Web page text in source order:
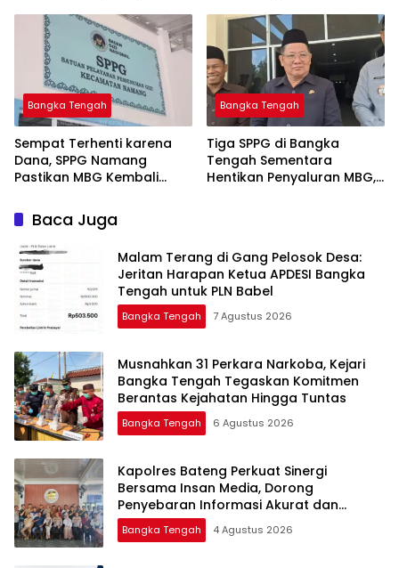
Layanan Polri 110
Dana Banper Belum Cair
Bangka Tengah
‎Sempat Terhenti karena
Dana, SPPG Namang
Pastikan MBG Kembali
Bangka Tengah
‎Tiga SPPG di Bangka
Tengah Sementara
Hentikan Penyaluran MBG,
Baca Juga
Malam Terang di Gang Pelosok Desa:
Jeritan Harapan Ketua APDESI Bangka
Tengah untuk PLN Babel
Bangka Tengah 7 Agustus 2026
Musnahkan 31 Perkara Narkoba, Kejari
Bangka Tengah Tegaskan Komitmen
Berantas Kejahatan Hingga Tuntas
Bangka Tengah 6 Agustus 2026
‎Kapolres Bateng Perkuat Sinergi
Bersama Insan Media, Dorong
Penyebaran Informasi Akurat dan
Layanan Polri 110
Bangka Tengah 4 Agustus 2026